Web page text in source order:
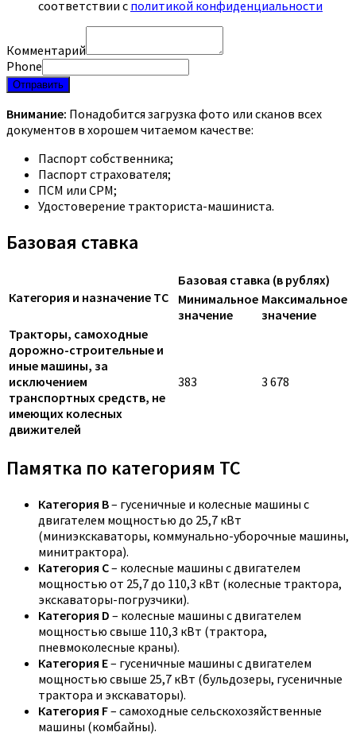
соответствии с политикой конфиденциальности
Комментарий
Phone
Отправить
Внимание: Понадобится загрузка фото или сканов всех
документов в хорошем читаемом качестве:
Паспорт собственника;
Паспорт страхователя;
ПСМ или СРМ;
Удостоверение тракториста-машиниста.
Базовая ставка
Категория и назначение ТС
Базовая ставка (в рублях)
Минимальное
значение
Максимальное
значение
Тракторы, самоходные
дорожно-строительные и
иные машины, за
исключением
транспортных средств, не
имеющих колесных
движителей
383 3 678
Памятка по категориям ТС
Категория B– гусеничные и колесные машины с
двигателем мощностью до 25,7 кВт
(миниэкскаваторы, коммунально-уборочные машины,
минитрактора).
Категория C– колесные машины с двигателем
мощностью от 25,7 до 110,3 кВт (колесные трактора,
экскаваторы-погрузчики).
Категория D – колесные машины с двигателем
мощностью свыше 110,3 кВт (трактора,
пневмоколесные краны).
Категория E– гусеничные машины с двигателем
мощностью свыше 25,7 кВт (бульдозеры, гусеничные
трактора и экскаваторы).
Категория F– самоходные сельскохозяйственные
машины (комбайны).